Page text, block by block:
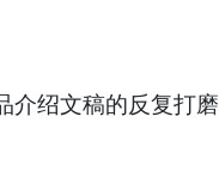
介绍文稿的反复打